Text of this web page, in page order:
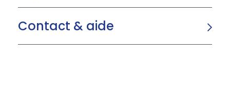
Contact & aide